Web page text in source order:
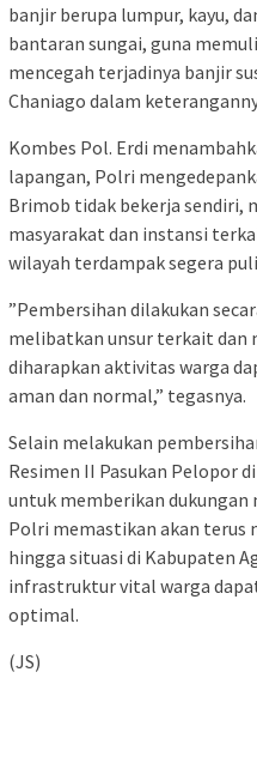
banjir berupa lumpur, kayu,
bantaran sungai, guna
mencegah terjadinya banjir
Chaniago dalam
​Kombes Pol. Erdi
lapangan, Polri
Brimob tidak bekerja sendiri,
masyarakat dan instansi
wilayah terdampak segera
​”Pembersihan dilakukan
melibatkan unsur terkait dan
diharapkan aktivitas warga
aman dan normal,” tegasnya.
​Selain melakukan
Resimen II Pasukan Pelopor
untuk memberikan dukungan
Polri memastikan akan terus
hingga situasi di Kabupaten
infrastruktur vital warga
optimal.
(JS)